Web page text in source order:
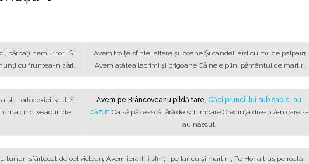
bărbaţi nemuritori. Şi
cu fruntea-n zări.
Avem troiţe sfinte, altare şi icoane Şi candeli ard cu mii de pâlpâiri;
Avem atâtea lacrimi şi prigoane Că ne e plin, pământul de martiri.
stat ortodoxiei scut; Şi
cinci veacuri de
Avem pe Brâncoveanu pildă tare Căci pruncii lui sub sabie-au
căzut; Ca să păzească fără de schimbare Credinţa dreaptă-n care s-
au născut.
tunuri sfârtecat de cel viclean; Avem ierarhii sfinţi, pe Iancu şi martirii, Pe Horia tras pe roată